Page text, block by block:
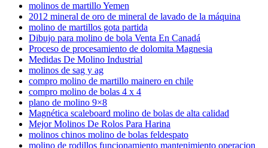
molinos de martillo Yemen
2012 mineral de oro de mineral de lavado de la máquina
molino de martillos gota partida
Dibujo para molino de bola Venta En Canadá
Proceso de procesamiento de dolomita Magnesia
Medidas De Molino Industrial
molinos de sag y ag
compro molino de martillo mainero en chile
compro molino de bolas 4 x 4
plano de molino 9×8
Magnética scaleboard molino de bolas de alta calidad
Mejor Molinos De Rolos Para Harina
molinos chinos molino de bolas feldespato
molino de rodillos funcionamiento mantenimiento operacion